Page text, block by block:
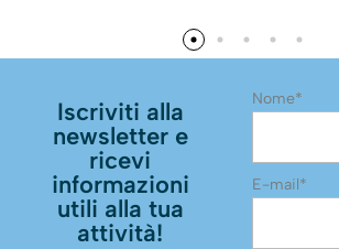
Iscriviti alla
newsletter e
ricevi
informazioni
utili alla tua
attività!
Nome*
E-mail*